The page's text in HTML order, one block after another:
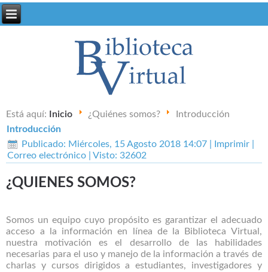
Está aquí: Inicio ¿Quiénes somos?
Introducción
Introducción
Publicado: Miércoles, 15 Agosto 2018 14:07
Imprimir
Correo electrónico
| Visto: 32602
¿QUIENES SOMOS?
Somos un equipo cuyo propósito es garantizar el adecuado
acceso a la información en línea de la Biblioteca Virtual,
nuestra motivación es el desarrollo de las habilidades
necesarias para el uso y manejo de la información a través de
charlas y cursos dirigidos a estudiantes, investigadores y